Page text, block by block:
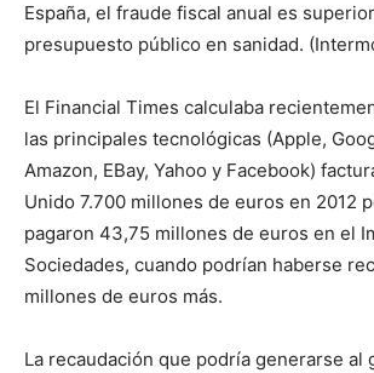
España, el fraude fiscal anual es
presupuesto público en sanidad.
El Financial Times calculaba
las principales tecnológicas (Apple,
Amazon, EBay, Yahoo y Facebook)
Unido 7.700 millones de euros en 2012
pagaron 43,75 millones de euros en el
Sociedades, cuando podrían haberse
millones de euros más.
La recaudación que podría generarse al